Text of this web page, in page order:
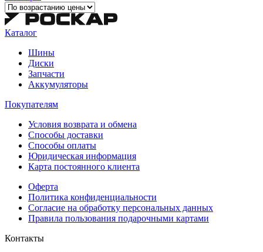
Каталог
Шины
Диски
Запчасти
Аккумуляторы
Покупателям
Условия возврата и обмена
Способы доставки
Способы оплаты
Юридическая информация
Карта постоянного клиента
Оферта
Политика конфиденциальности
Согласие на обработку персональных данных
Правила пользования подарочными картами
Контакты